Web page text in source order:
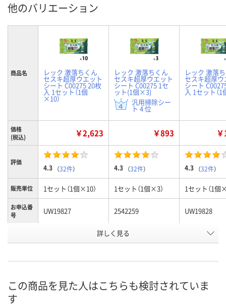
他のバリエーション
商品名 レック 激落ちくん
セスキ超厚ウエット
シート C00275 20枚
入 1セット（1個
×10）
レック 激落ちくん
セスキ超厚ウエット
シート C00275 1セ
ット(1個×3)
汎用掃除シー
ト 4 位
レック 激落
セスキ超厚
シート
入 1セット（1
価格
(税込)
￥2,623 ￥893
評価
4.3 （32件） 4.3 （32件） 4.3 （32件）
販売単位 1セット（1個×10） 1セット（1個×3） 1セット（1個
お申込番
号
UW19827 2542259 UW19828
あり
数量 数量
詳しく見る
この商品を見た人はこちらも検討されていま
す